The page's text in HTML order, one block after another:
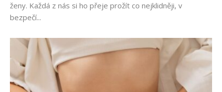
ženy. Každá z nás si ho přeje prožít co nejklidněji, v
bezpečí...